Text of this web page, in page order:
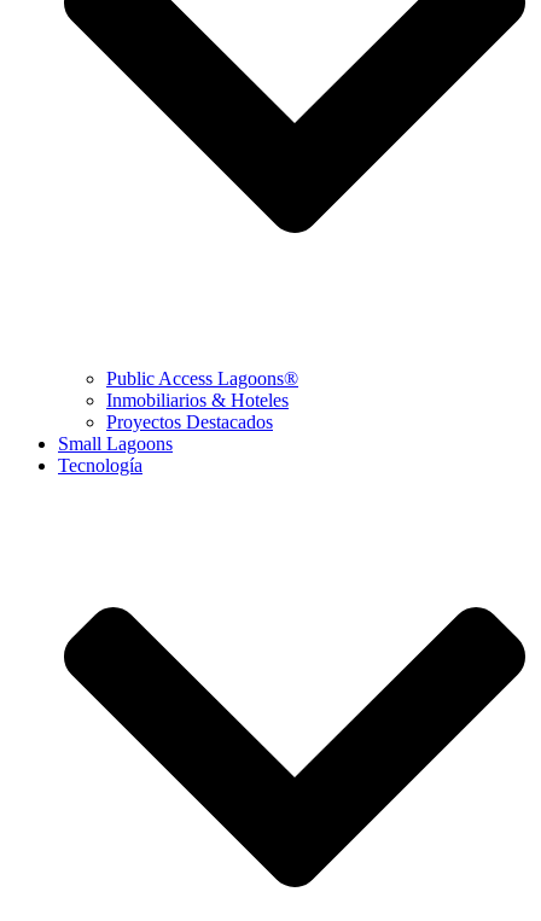
Public Access Lagoons®
Inmobiliarios & Hoteles
Proyectos Destacados
Small Lagoons
Tecnología